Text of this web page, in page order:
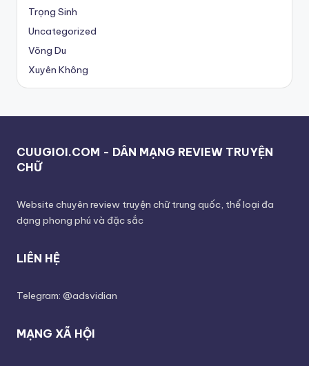
Trọng Sinh
Uncategorized
Võng Du
Xuyên Không
CUUGIOI.COM - DÂN MẠNG REVIEW TRUYỆN
CHỮ
Website chuyên review truyện chữ trung quốc, thể loại đa
dạng phong phú và đặc sắc
LIÊN HỆ
Telegram: @adsvidian
MẠNG XÃ HỘI